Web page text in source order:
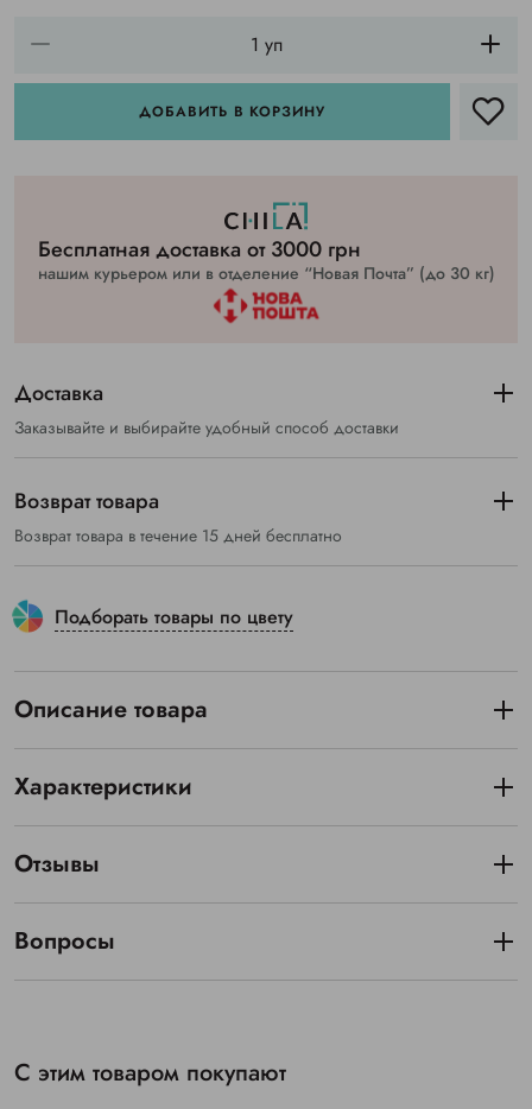
ДОБАВИТЬ В КОРЗИНУ
Бесплатная доставка от 3000 грн
нашим курьером или в отделение “Новая Почта” (до 30 кг)
Доставка
Заказывайте и выбирайте удобный способ доставки
Возврат товара
Возврат товара в течение 15 дней бесплатно
Подборать товары по цвету
Описание товара
Характеристики
Отзывы
Вопросы
С этим товаром покупают